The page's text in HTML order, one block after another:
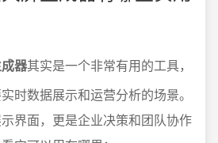
器其实是一个非常有用的工具，
时数据展示和运营分析的场景。
界面，更是企业决策和团队协作